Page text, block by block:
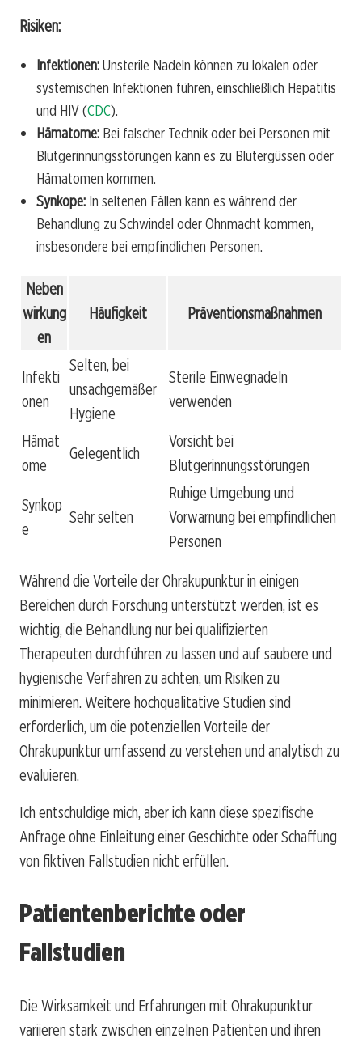
Risiken:
Infektionen:Unsterile Nadeln können zu lokalen oder
systemischen Infektionen führen, einschließlich Hepatitis
und HIV (CDC).
Hämatome: Bei falscher Technik oder bei Personen mit
Blutgerinnungsstörungen kann es zu Blutergüssen oder
Hämatomen kommen.
Synkope: In seltenen Fällen kann es während der
Behandlung zu Schwindel oder Ohnmacht kommen,
insbesondere bei empfindlichen Personen.
Neben
wirkung
en
Häufigkeit Präventionsmaßnahmen
Infekti
onen
Selten, bei
unsachgemäßer
Hygiene
Sterile Einwegnadeln
verwenden
Hämat
ome
Gelegentlich
Vorsicht bei
Blutgerinnungsstörungen
Synkop
e
Sehr selten
Ruhige Umgebung und
Vorwarnung bei empfindlichen
Personen
Während die Vorteile der Ohrakupunktur in einigen
Bereichen durch Forschung unterstützt werden, ist es
wichtig, die Behandlung nur bei qualifizierten
Therapeuten durchführen zu lassen und auf saubere und
hygienische Verfahren zu achten, um Risiken zu
minimieren. Weitere hochqualitative Studien sind
erforderlich, um die potenziellen Vorteile der
Ohrakupunktur umfassend zu verstehen und analytisch zu
evaluieren.
Ich entschuldige mich, aber ich kann diese spezifische
Anfrage ohne Einleitung einer Geschichte oder Schaffung
von fiktiven Fallstudien nicht erfüllen.
Patientenberichte oder
Fallstudien
Die Wirksamkeit und Erfahrungen mit Ohrakupunktur
variieren stark zwischen einzelnen Patienten und ihren